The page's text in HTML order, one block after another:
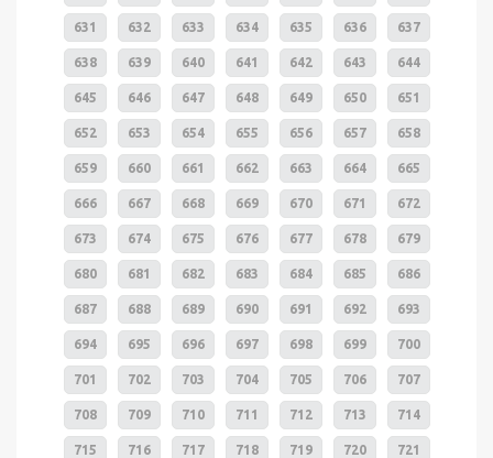
631 632 633 634 635 636 637
638 639 640 641 642 643 644
645 646 647 648 649 650 651
652 653 654 655 656 657 658
659 660 661 662 663 664 665
666 667 668 669 670 671 672
673 674 675 676 677 678 679
680 681 682 683 684 685 686
687 688 689 690 691 692 693
694 695 696 697 698 699 700
701 702 703 704 705 706 707
708 709 710 711 712 713 714
715 716 717 718 719 720 721